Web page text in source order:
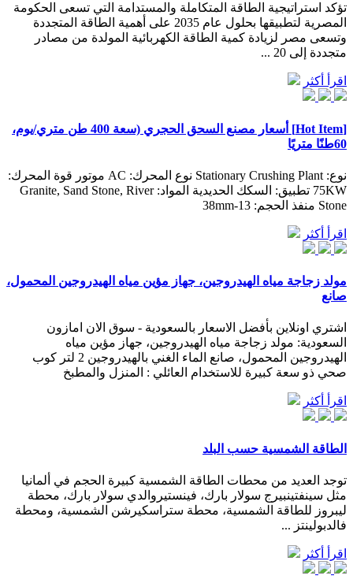
تؤكد استراتيجية الطاقة المتكاملة والمستدامة التي تسعى الحكومة
المصرية لتطبيقها بحلول عام 2035 على أهمية الطاقة المتجددة
وتسعى مصر لزيادة كمية الطاقة الكهربائية المولدة من مصادر
متجددة إلى 20 ...
اقرأ أكثر
[Hot Item] أسعار مصنع السحق الحجري (سعة 400 طن متري/يوم،
60طنًا متريًا
نوع: Stationary Crushing Plant نوع المحرك: AC موتور قوة المحرك:
75KW تطبيق: السكك الحديدية المواد: Granite, Sand Stone, River
Stone منفذ الحجم: 13-38mm
اقرأ أكثر
مولد زجاجة مياه الهيدروجين، جهاز مؤين مياه الهيدروجين المحمول،
صانع
اشتري اونلاين بأفضل الاسعار بالسعودية - سوق الان امازون
السعودية: مولد زجاجة مياه الهيدروجين، جهاز مؤين مياه
الهيدروجين المحمول، صانع الماء الغني بالهيدروجين 2 لتر كوب
صحي ذو سعة كبيرة للاستخدام العائلي : المنزل والمطبخ
اقرأ أكثر
الطاقة الشمسية حسب البلد
توجد العديد من محطات الطاقة الشمسية كبيرة الحجم في ألمانيا
مثل سينفتينبيرج سولار بارك، فينستيروالدي سولار بارك، محطة
ليبروز للطاقة الشمسية، محطة ستراسكيرشن الشمسية، ومحطة
فالدبولينتز ...
اقرأ أكثر